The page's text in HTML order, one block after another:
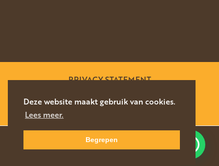
Deze website maakt gebruik van cookies.
Lees meer.
Begrepen
PRIVACY STATEMENT
WEBSITE DOOR
DIRECT CONTACT
076-5878627
Waar kunnen we u mee helpen?